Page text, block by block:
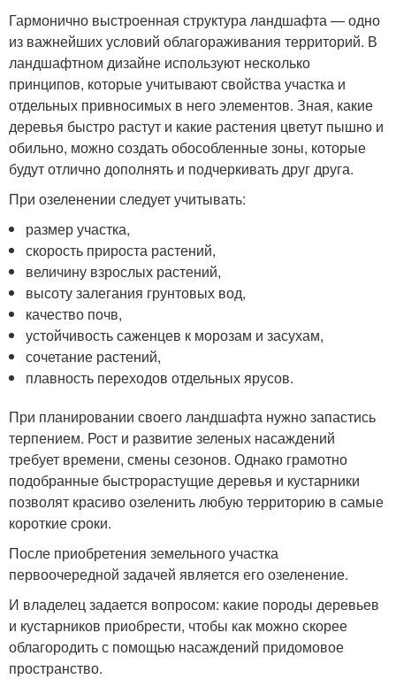
Гармонично выстроенная структура ландшафта — одно
из важнейших условий облагораживания территорий. В
ландшафтном дизайне используют несколько
принципов, которые учитывают свойства участка и
отдельных привносимых в него элементов. Зная, какие
деревья быстро растут и какие растения цветут пышно и
обильно, можно создать обособленные зоны, которые
будут отлично дополнять и подчеркивать друг друга.
При озеленении следует учитывать:
размер участка,
скорость прироста растений,
величину взрослых растений,
высоту залегания грунтовых вод,
качество почв,
устойчивость саженцев к морозам и засухам,
сочетание растений,
плавность переходов отдельных ярусов.
При планировании своего ландшафта нужно запастись
терпением. Рост и развитие зеленых насаждений
требует времени, смены сезонов. Однако грамотно
подобранные быстрорастущие деревья и кустарники
позволят красиво озеленить любую территорию в самые
короткие сроки.
После приобретения земельного участка
первоочередной задачей является его озеленение.
И владелец задается вопросом: какие породы деревьев
и кустарников приобрести, чтобы как можно скорее
облагородить с помощью насаждений придомовое
пространство.